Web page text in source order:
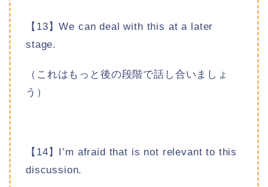
【13】We can deal with this at a later
stage.
（これはもっと後の段階で話し合いましょ
う）
【14】I’m afraid that is not relevant to this
discussion.